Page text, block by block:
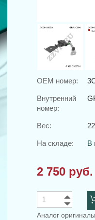
OEM номер:
Внутренний
номер:
Вес:
На складе: В
2 750 руб.
Аналог